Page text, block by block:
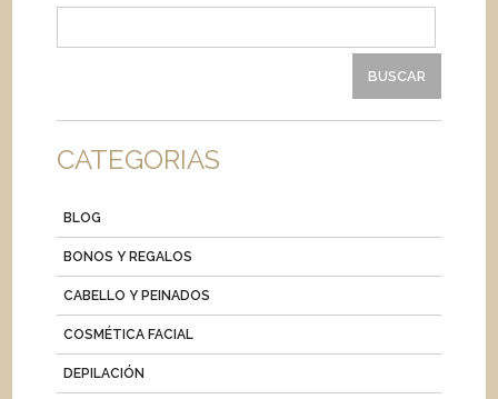
CATEGORIAS
BLOG
BONOS Y REGALOS
CABELLO Y PEINADOS
COSMÉTICA FACIAL
DEPILACIÓN